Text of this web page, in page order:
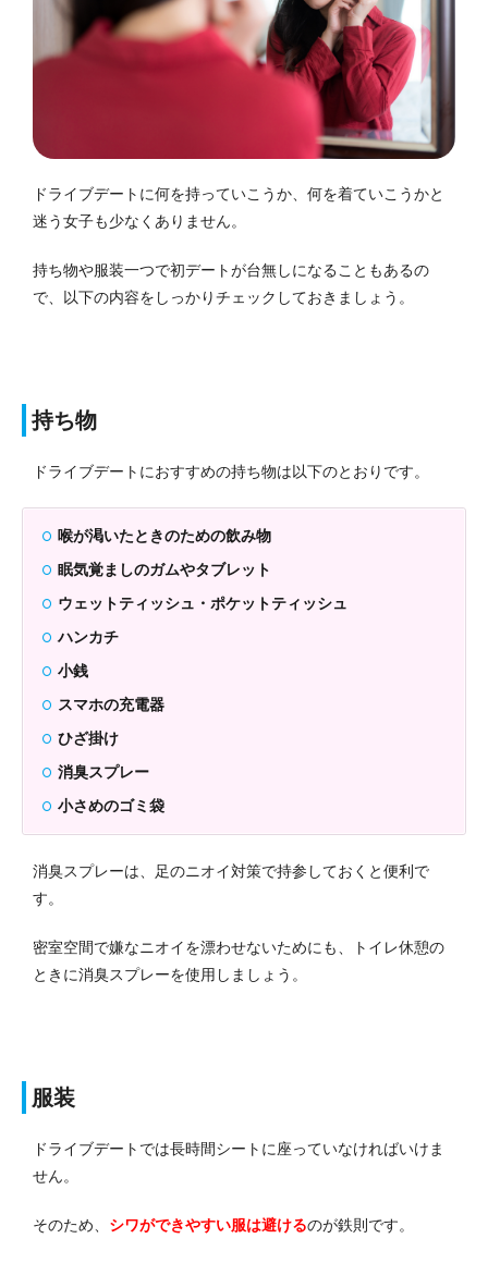
ドライブデートに何を持っていこうか、何を着ていこうかと
迷う女子も少なくありません。
持ち物や服装一つで初デートが台無しになることもあるの
で、以下の内容をしっかりチェックしておきましょう。
持ち物
ドライブデートにおすすめの持ち物は以下のとおりです。
喉が渇いたときのための飲み物
眠気覚ましのガムやタブレット
ウェットティッシュ・ポケットティッシュ
ハンカチ
小銭
スマホの充電器
ひざ掛け
消臭スプレー
小さめのゴミ袋
消臭スプレーは、足のニオイ対策で持参しておくと便利で
す。
密室空間で嫌なニオイを漂わせないためにも、トイレ休憩の
ときに消臭スプレーを使用しましょう。
服装
ドライブデートでは長時間シートに座っていなければいけま
せん。
そのため、 シワができやすい服は避けるのが鉄則です。